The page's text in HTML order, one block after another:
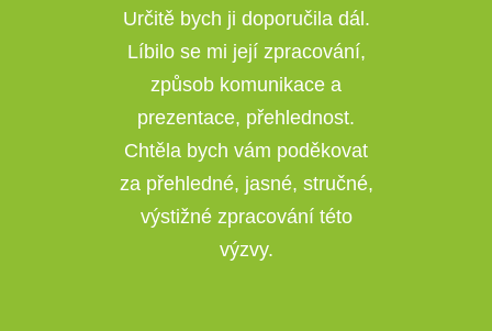
Určitě bych ji doporučila dál.
Líbilo se mi její zpracování,
způsob komunikace a
prezentace, přehlednost.
Chtěla bych vám poděkovat
za přehledné, jasné, stručné,
výstižné zpracování této
výzvy.